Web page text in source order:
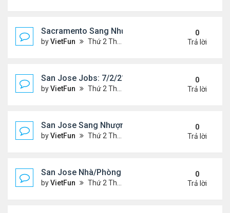
Sacramento Sang Nhượng 7/2/21- 7/9/21
byVietFun Thứ 2 Tháng 7 05, 2021 2:45 pm
0
Trả lời
San Jose Jobs: 7/2/21- 7/9/2021
byVietFun Thứ 2 Tháng 7 05, 2021 2:41 pm
0
Trả lời
San Jose Sang Nhượng 7/2/21-7//21
byVietFun Thứ 2 Tháng 7 05, 2021 2:38 pm
0
Trả lời
San Jose Nhà/Phòng 7/2/21-7/9/21
byVietFun Thứ 2 Tháng 7 05, 2021 2:38 pm
0
Trả lời